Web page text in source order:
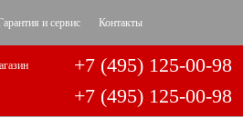
и сервис Контакты
+7 (495) 125-00-98
+7 (495) 125-00-98